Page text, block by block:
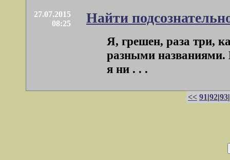
27.07.2015
08:25
Найти
Я, грешен, раза три,
разными названиями.
я ни . . .
<< 91|92|93|